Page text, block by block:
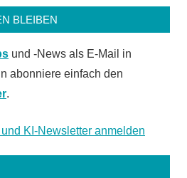
BLEIBEN
und -News als E-Mail in
abonniere einfach den
.